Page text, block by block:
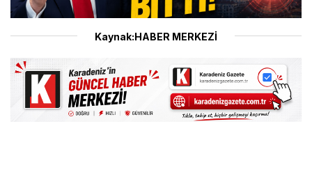
Kaynak:HABER MERKEZİ